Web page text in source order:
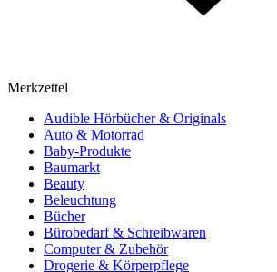
Merkzettel
Audible Hörbücher & Originals
Auto & Motorrad
Baby-Produkte
Baumarkt
Beauty
Beleuchtung
Bücher
Bürobedarf & Schreibwaren
Computer & Zubehör
Drogerie & Körperpflege